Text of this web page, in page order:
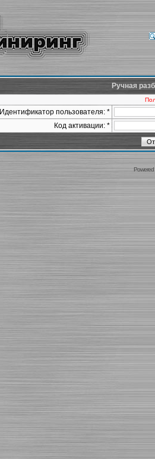
Ручная
Идентификатор пользователя: *
Код активации: *